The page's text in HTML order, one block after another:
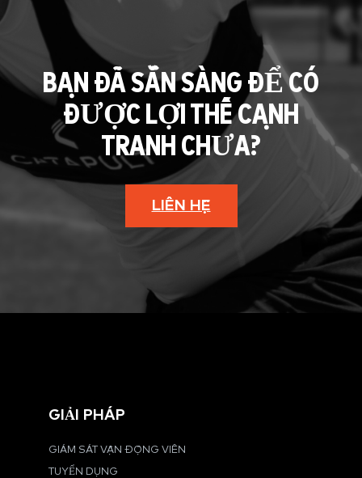
BẠN ĐÃ SẴN SÀNG ĐỂ CÓ
ĐƯỢC LỢI THẾ CẠNH
TRANH CHƯA?
LIÊN HỆ
GIẢI PHÁP
GIÁM SÁT VẬN ĐỘNG VIÊN
TUYỂN DỤNG